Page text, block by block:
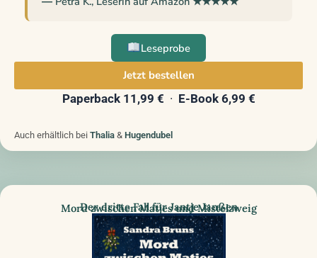
Leseprobe
Jetzt bestellen
Paperback 11,99 € · E-Book 6,99 €
Auch erhältlich bei Thalia & Hugendubel
Mord zwischen Matjes und Mistelzweig
Der dritte Fall für Jantje Janßen